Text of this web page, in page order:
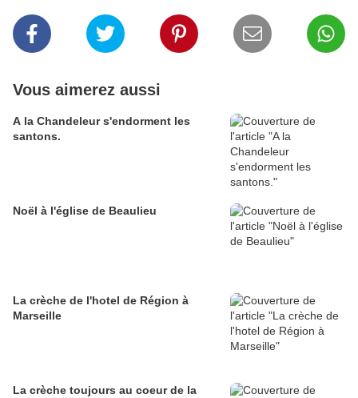
Vous aimerez aussi
A la Chandeleur s'endorment les
santons.
Noël à l'église de Beaulieu
La crèche de l'hotel de Région à
Marseille
La crèche toujours au coeur de la